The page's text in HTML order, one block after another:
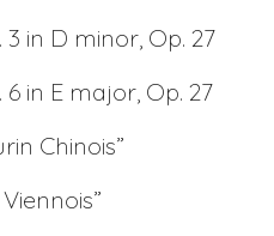
3 in D minor, Op. 27
6 in E major, Op. 27
Chinois”